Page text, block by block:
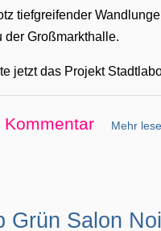
tiefgreifender
der Großmarkthalle.
jetzt das Projekt
Mehr
Grün Salon